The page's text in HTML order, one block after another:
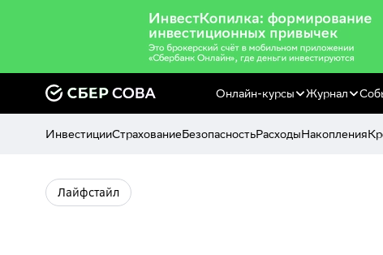
Онлайн-курсы Журнал
ИнвестицииСтрахованиеБезопасностьРасходыНакопления
Лайфстайл